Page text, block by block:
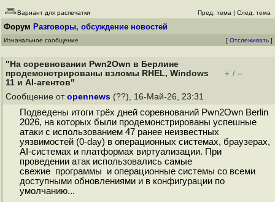
Вариант для распечатки Пред. тема | След. тема
Форум Разговоры, обсуждение новостей
Изначальное сообщение [ Отслеживать ]
"На соревновании Pwn2Own в Берлине
продемонстрированы взломы RHEL, Windows
11 и AI-агентов"
+ / –
Сообщение от opennews (??), 16-Май-26, 23:31
Подведены итоги трёх дней соревнований Pwn2Own Berlin
2026, на которых были продемонстрированы успешные
атаки с использованием 47 ранее неизвестных
уязвимостей (0-day) в операционных системах, браузерах,
AI-системах и платформах виртуализации. При
проведении атак использовались самые
свежие программы и операционные системы со всеми
доступными обновлениями и в конфигурации по
умолчанию...